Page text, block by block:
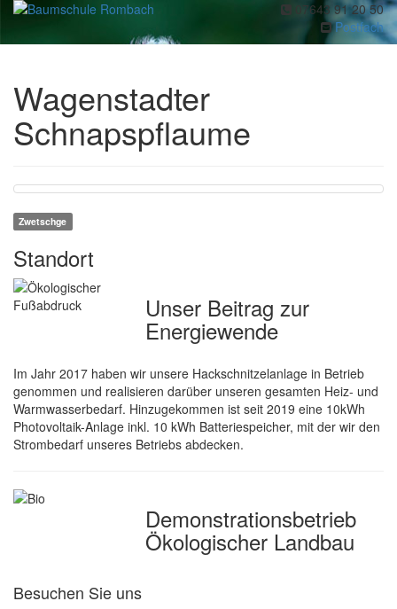
07643 91 20 50
Postfach
Wagenstadter
Schnapspflaume
Zwetschge
Standort
Unser Beitrag zur
Energiewende
Im Jahr 2017 haben wir unsere Hackschnitzelanlage in Betrieb
genommen und realisieren darüber unseren gesamten Heiz- und
Warmwasserbedarf. Hinzugekommen ist seit 2019 eine 10kWh
Photovoltaik-Anlage inkl. 10 kWh Batteriespeicher, mit der wir den
Strombedarf unseres Betriebs abdecken.
Demonstrations­betrieb
Ökologischer Landbau
Besuchen Sie uns